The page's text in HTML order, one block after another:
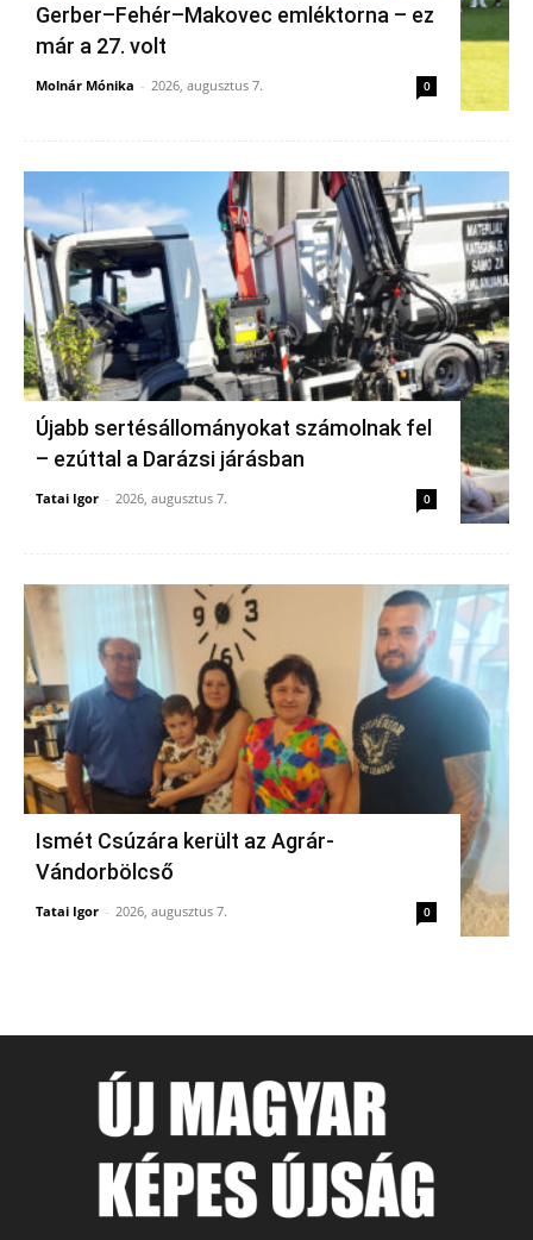
Gerber–Fehér–Makovec emléktorna – ez
már a 27. volt
Molnár Mónika - 2026, augusztus 7. 0
Újabb sertésállományokat számolnak fel
– ezúttal a Darázsi járásban
Tatai Igor - 2026, augusztus 7. 0
Ismét Csúzára került az Agrár-
Vándorbölcső
Tatai Igor - 2026, augusztus 7. 0